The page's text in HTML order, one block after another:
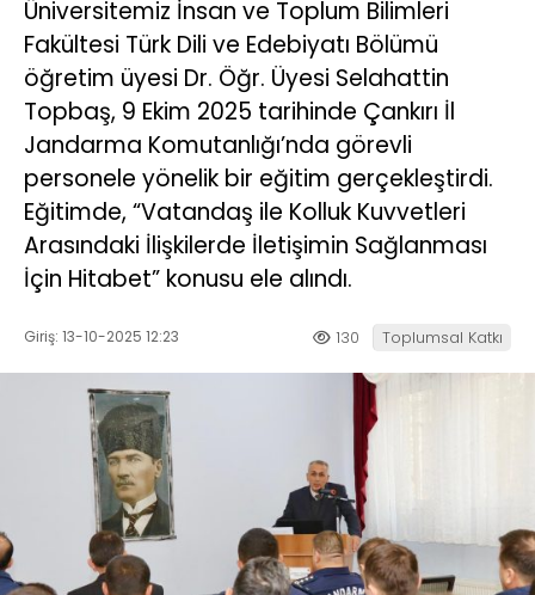
Üniversitemiz İnsan ve Toplum Bilimleri
Fakültesi Türk Dili ve Edebiyatı Bölümü
öğretim üyesi Dr. Öğr. Üyesi Selahattin
Topbaş, 9 Ekim 2025 tarihinde Çankırı İl
Jandarma Komutanlığı’nda görevli
personele yönelik bir eğitim gerçekleştirdi.
Eğitimde, “Vatandaş ile Kolluk Kuvvetleri
Arasındaki İlişkilerde İletişimin Sağlanması
İçin Hitabet” konusu ele alındı.
Giriş: 13-10-2025 12:23 130 Toplumsal Katkı